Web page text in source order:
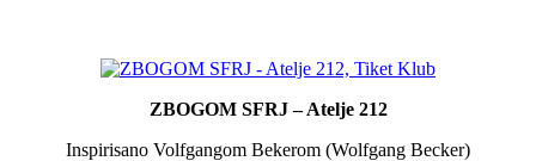
ZBOGOM SFRJ – Atelje 212
Inspirisano Volfgangom Bekerom (Wolfgang Becker)